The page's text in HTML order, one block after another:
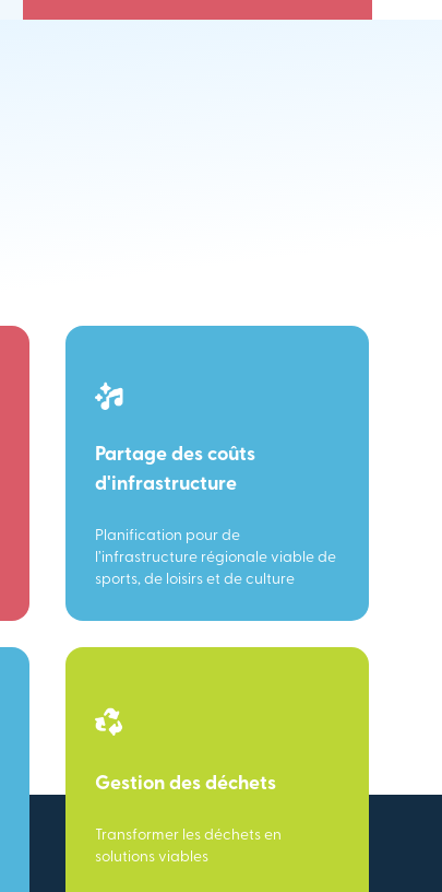
Partage des coûts
d'infrastructure
Planification pour de
l’infrastructure régionale viable de
sports, de loisirs et de culture
Gestion des déchets
Transformer les déchets en
solutions viables